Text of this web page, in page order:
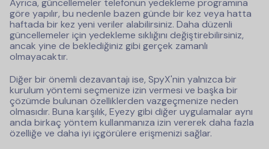
Ayrıca, güncellemeler telefonun yedekleme programına
göre yapılır, bu nedenle bazen günde bir kez veya hatta
haftada bir kez yeni veriler alabilirsiniz. Daha düzenli
güncellemeler için yedekleme sıklığını değiştirebilirsiniz,
ancak yine de beklediğiniz gibi gerçek zamanlı
olmayacaktır.
Diğer bir önemli dezavantajı ise, SpyX'nin yalnızca bir
kurulum yöntemi seçmenize izin vermesi ve başka bir
çözümde bulunan özelliklerden vazgeçmenize neden
olmasıdır. Buna karşılık, Eyezy gibi diğer uygulamalar aynı
anda birkaç yöntem kullanmanıza izin vererek daha fazla
özelliğe ve daha iyi içgörülere erişmenizi sağlar.